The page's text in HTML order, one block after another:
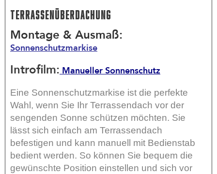
Terrassenüberdachung
Montage & Ausmaß:
Sonnenschutzmarkise
Introfilm:Manueller Sonnenschutz
Eine Sonnenschutzmarkise ist die perfekte
Wahl, wenn Sie Ihr Terrassendach vor der
sengenden Sonne schützen möchten. Sie
lässt sich einfach am Terrassendach
befestigen und kann manuell mit Bedienstab
bedient werden. So können Sie bequem die
gewünschte Position einstellen und sich vor